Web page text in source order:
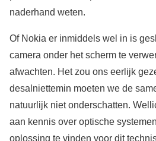
naderhand weten.
Of Nokia er inmiddels wel in is
camera onder het scherm te
afwachten. Het zou ons eerlijk
desalniettemin moeten we de
natuurlijk niet onderschatten.
aan kennis over optische
oplossing te vinden voor dit